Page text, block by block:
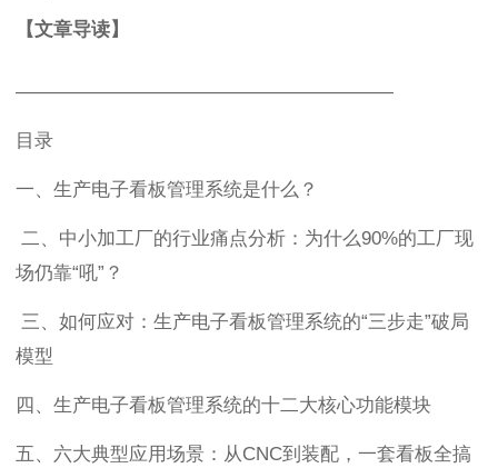
【文章导读】
————————————————————
目录
一、生产电子看板管理系统是什么？
二、中小加工厂的行业痛点分析：为什么90%的工厂现
场仍靠“吼”？
三、如何应对：生产电子看板管理系统的“三步走”破局
模型
四、生产电子看板管理系统的十二大核心功能模块
五、六大典型应用场景：从CNC到装配，一套看板全搞